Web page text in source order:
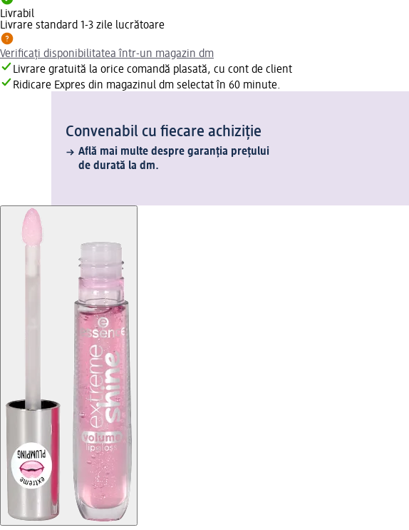
Livrabil
Livrare standard 1-3 zile lucrătoare
Verificați disponibilitatea într-un magazin dm
Livrare gratuită la orice comandă plasată, cu cont de client
Ridicare Expres din magazinul dm selectat în 60 minute.
Convenabil cu fiecare achiziție
Află mai multe despre garanția prețului
de durată la dm.